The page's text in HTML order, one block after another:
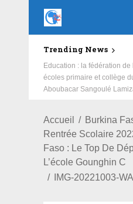
Trending News
Education : la fédération
écoles primaire et collège
Aboubacar Sangoulé
Accueil
Burkina
Rentrée Scolaire
Faso : Le Top De
L’école Gounghin C
IMG-20221003-